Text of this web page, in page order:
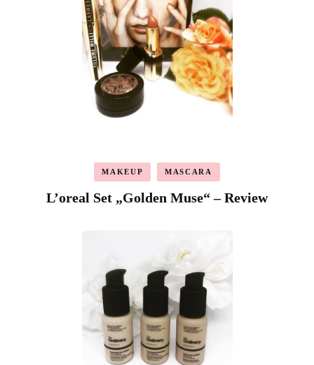
MAKEUP MASCARA
L’oreal Set „Golden Muse“ – Review